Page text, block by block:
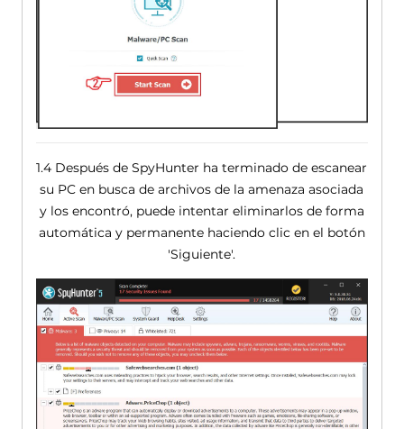
1.4 Después de SpyHunter ha terminado de escanear
su PC en busca de archivos de la amenaza asociada
y los encontró, puede intentar eliminarlos de forma
automática y permanente haciendo clic en el botón
'Siguiente'.